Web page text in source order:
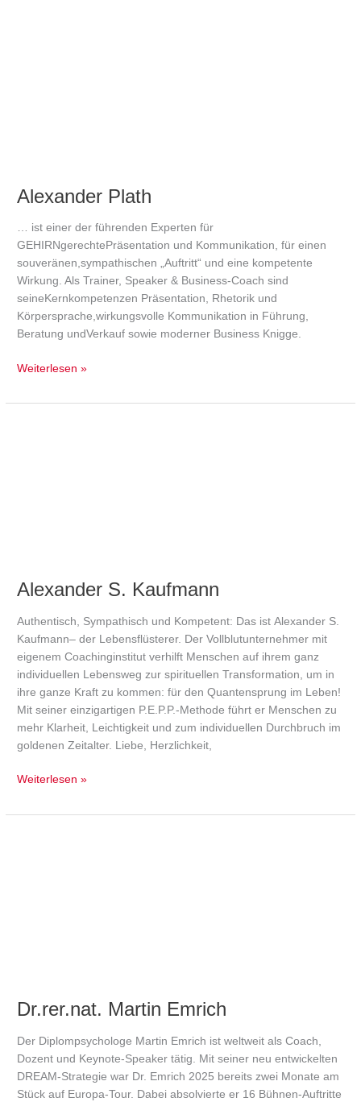
Alexander Plath
… ist einer der führenden Experten für
GEHIRNgerechtePräsentation und Kommunikation, für einen
souveränen,sympathischen „Auftritt“ und eine kompetente
Wirkung. Als Trainer, Speaker & Business-Coach sind
seineKernkompetenzen Präsentation, Rhetorik und
Körpersprache,wirkungsvolle Kommunikation in Führung,
Beratung undVerkauf sowie moderner Business Knigge.
Weiterlesen »
Alexander S. Kaufmann
Authentisch, Sympathisch und Kompetent: Das ist Alexander S.
Kaufmann– der Lebensflüsterer. Der Vollblutunternehmer mit
eigenem Coachinginstitut verhilft Menschen auf ihrem ganz
individuellen Lebensweg zur spirituellen Transformation, um in
ihre ganze Kraft zu kommen: für den Quantensprung im Leben!
Mit seiner einzigartigen P.E.P.P.-Methode führt er Menschen zu
mehr Klarheit, Leichtigkeit und zum individuellen Durchbruch im
goldenen Zeitalter. Liebe, Herzlichkeit,
Weiterlesen »
Dr.rer.nat. Martin Emrich
Der Diplompsychologe Martin Emrich ist weltweit als Coach,
Dozent und Keynote-Speaker tätig. Mit seiner neu entwickelten
DREAM-Strategie war Dr. Emrich 2025 bereits zwei Monate am
Stück auf Europa-Tour. Dabei absolvierte er 16 Bühnen-Auftritte